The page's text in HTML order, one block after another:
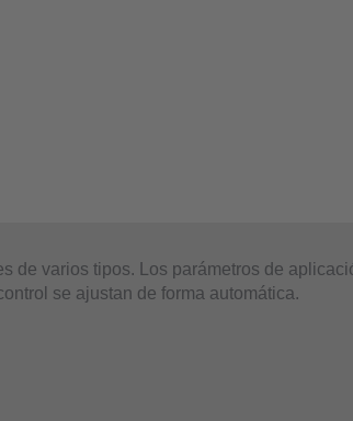
de varios tipos. Los parámetros de
se ajustan de forma automática.